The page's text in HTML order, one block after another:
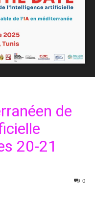
de
20-21
0